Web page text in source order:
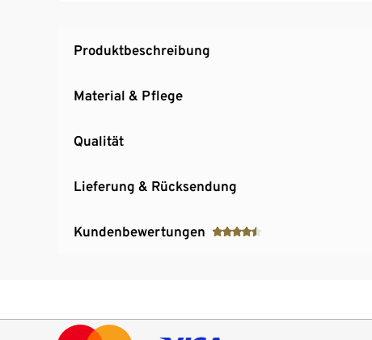
Produktbeschreibung
Material & Pflege
Qualität
Lieferung & Rücksendung
Kundenbewertungen